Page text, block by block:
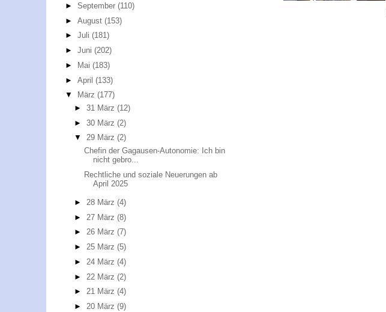
► September (110)
► August (153)
► Juli (181)
► Juni (202)
►
Mai (183)
► April (133)
▼
März (177)
►31 März(12)
►30 März(2)
▼29 März(2)
Chefin der Gagausen-Autonomie: Ich bin
nicht gebro...
Rechtliche und soziale Neuerungen ab
April 2025
► 28 März(4)
► 27 März(8)
►26 März(7)
►25 März(5)
► 24 März(4)
► 22 März(2)
►21 März(4)
►20 März(9)